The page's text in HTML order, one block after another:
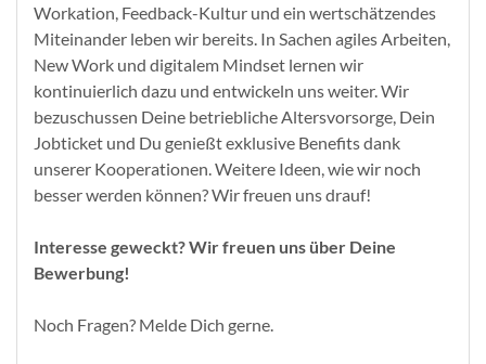
Workation, Feedback-Kultur und ein wertschätzendes
Miteinander leben wir bereits. In Sachen agiles Arbeiten,
New Work und digitalem Mindset lernen wir
kontinuierlich dazu und entwickeln uns weiter. Wir
bezuschussen Deine betriebliche Altersvorsorge, Dein
Jobticket und Du genießt exklusive Benefits dank
unserer Kooperationen. Weitere Ideen, wie wir noch
besser werden können? Wir freuen uns drauf!
Interesse geweckt? Wir freuen uns über Deine
Bewerbung!
Noch Fragen? Melde Dich gerne.